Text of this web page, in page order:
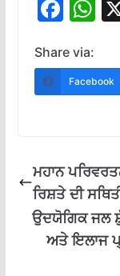
F
e
b
k
W
at
s
p
Share via:
Facebook
ਮਹਾਨ
ਰਿਸ਼ਤੇ ਦੀ
ਉਦਯੋਗਿਕ ਜਲ
ਅਤੇ ਇਲਾਜ